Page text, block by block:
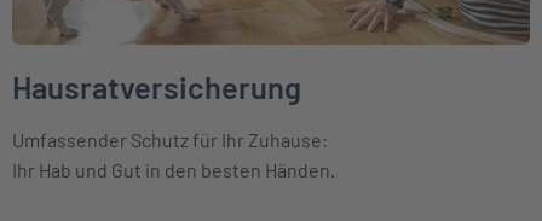
Hausratversicherung
Umfassender Schutz für Ihr Zuhause:
Ihr Hab und Gut in den besten Händen.